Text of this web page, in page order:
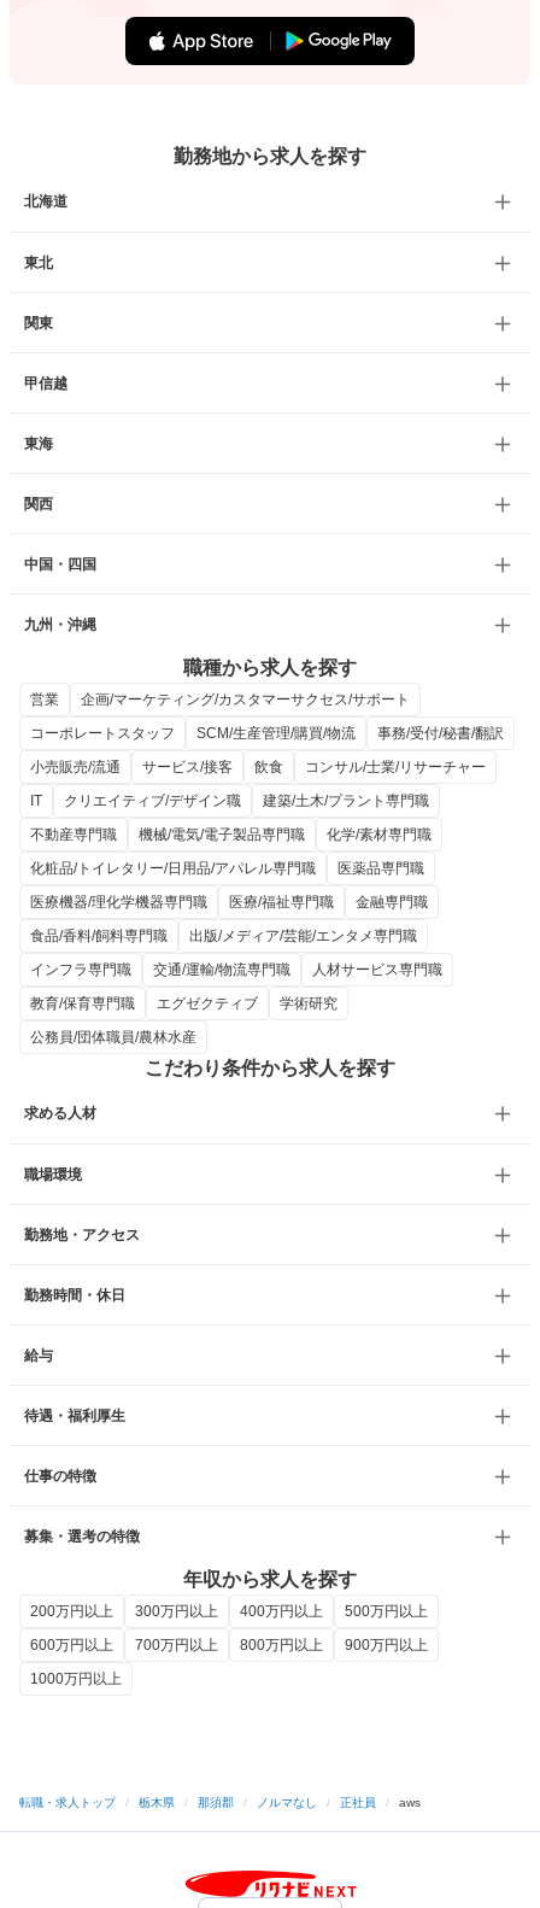
勤務地から求人を探す
北海道
東北
関東
甲信越
東海
関西
中国・四国
九州・沖縄
職種から求人を探す
営業
企画/マーケティング/カスタマーサクセス/サポート
コーポレートスタッフ
SCM/生産管理/購買/物流
事務/受付/秘書/翻訳
小売販売/流通
サービス/接客 飲食
コンサル/士業/リサーチャー
IT
クリエイティブ/デザイン職
建築/土木/プラント専門職
不動産専門職
機械/電気/電子製品専門職
化学/素材専門職
化粧品/トイレタリー/日用品/アパレル専門職
医薬品専門職
医療機器/理化学機器専門職
医療/福祉専門職
金融専門職
食品/香料/飼料専門職
出版/メディア/芸能/エンタメ専門職
インフラ専門職
交通/運輸/物流専門職
人材サービス専門職
教育/保育専門職
エグゼクティブ
学術研究
公務員/団体職員/農林水産
こだわり条件から求人を探す
求める人材
職場環境
勤務地・アクセス
勤務時間・休日
給与
待遇・福利厚生
仕事の特徴
募集・選考の特徴
年収から求人を探す
200万円以上 300万円以上 400万円以上
500万円以上
600万円以上
700万円以上 800万円以上
900万円以上
1000万円以上
転職・求人トップ / 栃木県 / 那須郡 / ノルマなし / 正社員 / aws